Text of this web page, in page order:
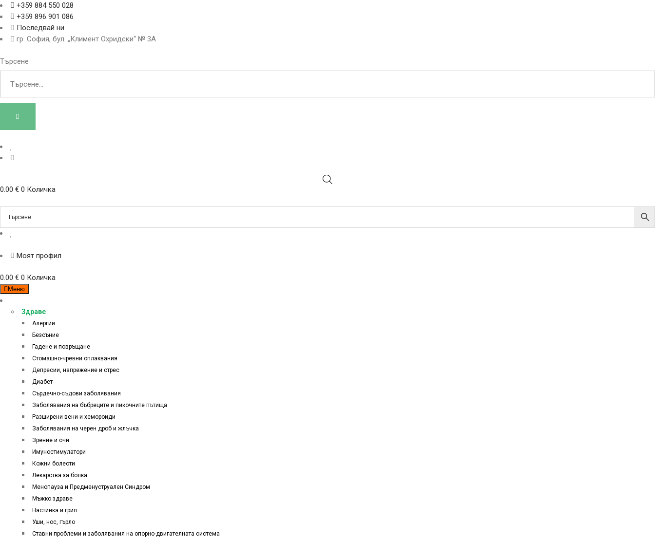
+359 884 550 028
+359 896 901 086
Последвай ни
гр. София, бул. „Климент Охридски“ № 3A
Търсене
0.00 € 0 Количка
Моят профил
0.00 € 0 Количка
Меню
Здраве
Алергии
Безсъние
Гадене и повръщане
Стомашно-чревни оплаквания
Депресии, напрежение и стрес
Диабет
Сърдечно-съдови заболявания
Заболявания на бъбреците и пикочните пътища
Разширени вени и хемороиди
Заболявания на черен дроб и жлъчка
Зрение и очи
Имуностимулатори
Кожни болести
Лекарства за болка
Менопауза и Предменуструален Синдром
Мъжко здраве
Настинка и грип
Уши, нос, гърло
Ставни проблеми и заболявания на опорно-двигателната система